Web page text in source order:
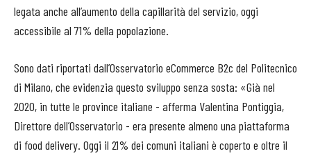
legata anche all’aumento della capillarità del servizio, oggi
accessibile al 71% della popolazione.
Sono dati riportati dall’Osservatorio eCommerce B2c del Politecnico
di Milano, che evidenzia questo sviluppo senza sosta: «Già nel
2020, in tutte le province italiane - afferma Valentina Pontiggia,
Direttore dell’Osservatorio - era presente almeno una piattaforma
di food delivery. Oggi il 21% dei comuni italiani è coperto e oltre il